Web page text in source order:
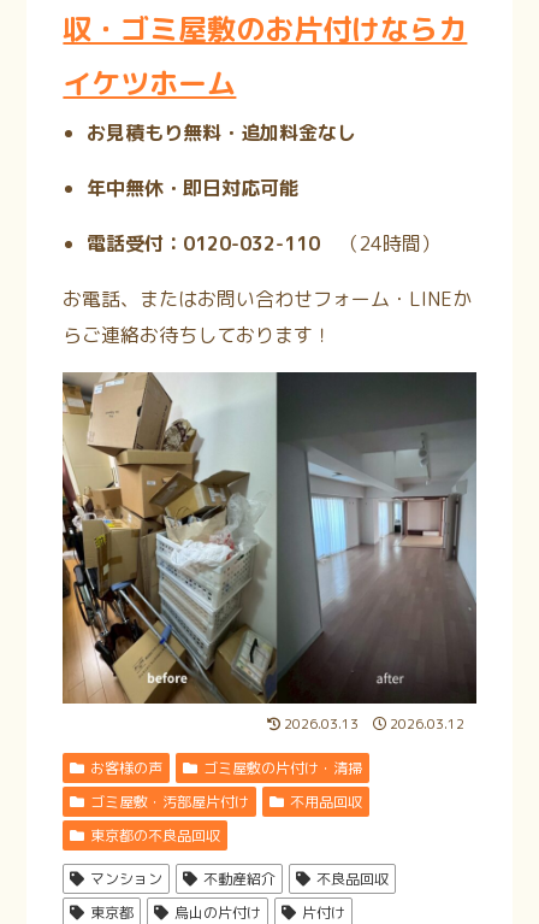
収・ゴミ屋敷のお片付けならカ
イケツホーム
お見積もり無料・追加料金なし
年中無休・即日対応可能
電話受付：0120-032-110 （24時間）
お電話、またはお問い合わせフォーム・LINEか
らご連絡お待ちしております！
2026.03.13 2026.03.12
お客様の声
ゴミ屋敷の片付け・清掃
ゴミ屋敷・汚部屋片付け
不用品回収
東京都の不良品回収
マンション 不動産紹介
不良品回収
東京都
烏山の片付け 片付け